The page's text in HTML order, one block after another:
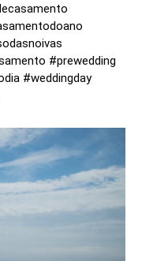
#prewedding
#weddingday